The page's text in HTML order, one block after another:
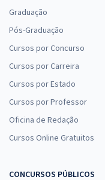
Graduação
Pós-Graduação
Cursos por Concurso
Cursos por Carreira
Cursos por Estado
Cursos por Professor
Oficina de Redação
Cursos Online Gratuitos
CONCURSOS PÚBLICOS